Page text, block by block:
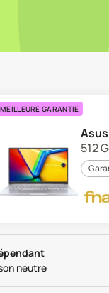
MEILLEURE GARANTIE
Asus
512
neutre